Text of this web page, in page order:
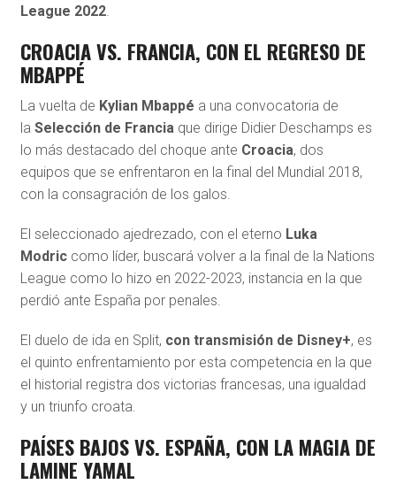
League 2022.
CROACIA VS. FRANCIA, CON EL REGRESO DE
MBAPPÉ
La vuelta de Kylian Mbappé a una convocatoria de
la Selección de Franciaque dirige Didier Deschamps es
lo más destacado del choque ante Croacia, dos
equipos que se enfrentaron en la final del Mundial 2018,
con la consagración de los galos.
El seleccionado ajedrezado, con el eterno Luka
Modriccomo líder, buscará volver a la final de la Nations
League como lo hizo en 2022-2023, instancia en la que
perdió ante España por penales.
El duelo de ida en Split, con transmisión de Disney+, es
el quinto enfrentamiento por esta competencia en la que
el historial registra dos victorias francesas, una igualdad
y un triunfo croata.
PAÍSES BAJOS VS. ESPAÑA, CON LA MAGIA DE
LAMINE YAMAL